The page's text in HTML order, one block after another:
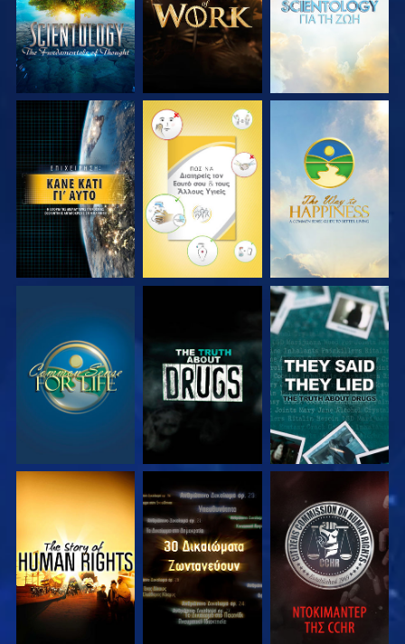
ΠΑΡΑΚΟΛΟΥΘΗΣΤΕ ΠΑΡΑΚΟΛΟΥΘΗΣΤΕ ΠΑΡΑΚΟΛΟΥΘΗΣΤΕ
ΠΑΡΑΚΟΛΟΥΘΗΣΤΕ ΠΑΡΑΚΟΛΟΥΘΗΣΤΕ ΠΑΡΑΚΟΛΟΥΘΗΣΤΕ
ΠΑΡΑΚΟΛΟΥΘΗΣΤΕ ΠΑΡΑΚΟΛΟΥΘΗΣΤΕ ΠΑΡΑΚΟΛΟΥΘΗΣΤΕ